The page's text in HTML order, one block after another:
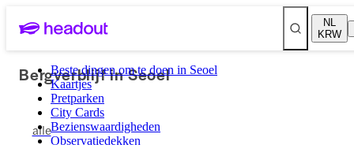
NL
KRW
Beste dingen om te doen in Seoel
Kaartjes
Pretparken
City Cards
Bezienswaardigheden
Observatiedekken
Bergverblijf in Seoel
alle